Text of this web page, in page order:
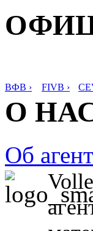
ВФВ › FIVB ›
О
Об